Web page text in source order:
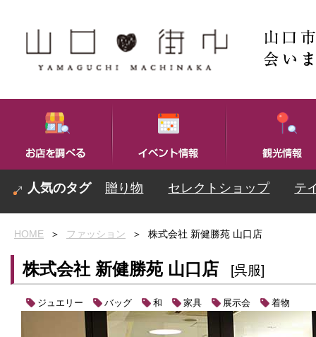
贈り物 セレクトショップ テ
HOME ＞ ファッション ＞ 株式会社 新健勝苑 山口店
株式会社 新健勝苑 山口店 [呉服]
ジュエリー バッグ 和 家具 展示会 着物